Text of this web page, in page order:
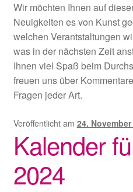
Shop
Informationen
Wir möchten Ihnen auf
Neuigkeiten es von Kunst
welchen Verantstaltungen
was in der nächsten Zeit
Ihnen viel Spaß beim
freuen uns über
Fragen jeder Art.
Veröffentlicht am 24. November
Kalender
2024